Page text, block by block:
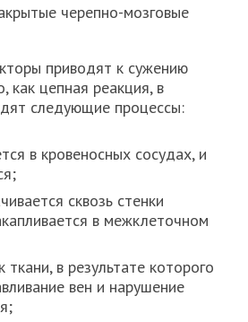
черепно-мозговые
приводят к сужению
как цепная реакция, в
следующие процессы:
в кровеносных сосудах, и
сквозь стенки
в межклеточном
ткани, в результате которого
вен и нарушение